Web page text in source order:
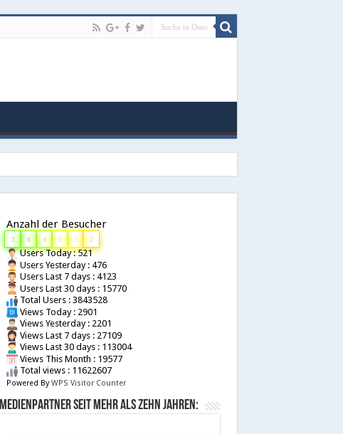
Anzahl der Besucher
3 8 4 3 5 2
Users Today : 521
Users Yesterday : 476
Users Last 7 days : 4123
Users Last 30 days : 15770
Total Users : 3843528
Views Today : 2901
Views Yesterday : 2201
Views Last 7 days : 27109
Views Last 30 days : 113004
Views This Month : 19577
Total views : 11622607
Powered By WPS Visitor Counter
Medienpartner seit mehr als zehn Jahren: